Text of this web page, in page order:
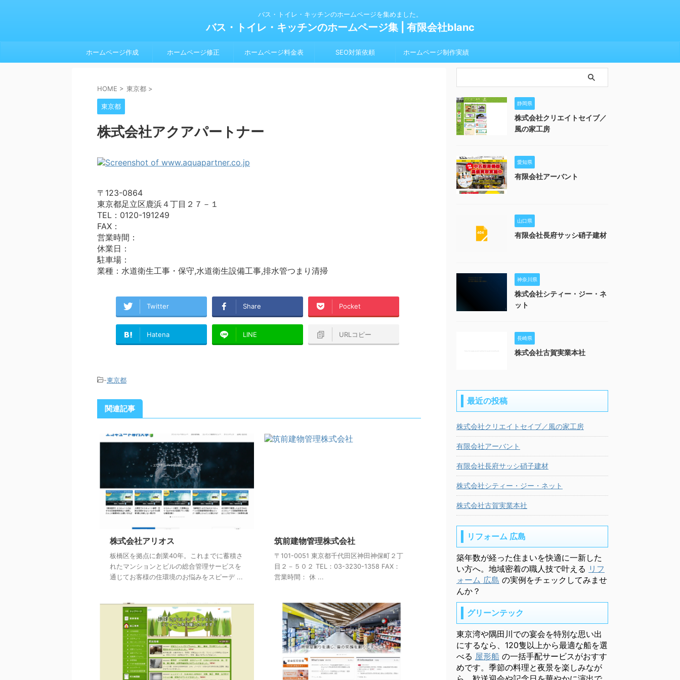
バス・トイレ・キッチンのホームページを集めました。
バス・トイレ・キッチンのホームページ集 | 有限会社blanc
ホームページ作成 ホームページ修正 ホームページ料金表 SEO対策依頼 ホームページ制作実績
HOME > 東京都 >
東京都
株式会社アクアパートナー
〒123-0864
東京都足立区鹿浜４丁目２７－１
TEL：0120-191249
FAX：
営業時間：
休業日：
駐車場：
業種：水道衛生工事・保守,水道衛生設備工事,排水管つまり清掃
Twitter Share Pocket
Hatena LINE URLコピー
-東京都
関連記事
株式会社アリオス
板橋区を拠点に創業40年。これまでに蓄積さ
れたマンションとビルの総合管理サービスを
通じてお客様の住環境のお悩みをスピーデ ...
筑前建物管理株式会社
〒101-0051 東京都千代田区神田神保町２丁
目２－５０２ TEL：03-3230-1358 FAX：
営業時間： 休 ...
静岡県
株式会社クリエイトセイブ／
風の家工房
愛知県
有限会社アーバント
山口県
有限会社長府サッシ硝子建材
神奈川県
株式会社シティー・ジー・ネ
ット
長崎県
株式会社古賀実業本社
最近の投稿
株式会社クリエイトセイブ／風の家工房
有限会社アーバント
有限会社長府サッシ硝子建材
株式会社シティー・ジー・ネット
株式会社古賀実業本社
リフォーム 広島
築年数が経った住まいを快適に一新した
い方へ。地域密着の職人技で叶える リフ
ォーム 広島 の実例をチェックしてみませ
んか？
グリーンテック
東京湾や隅田川での宴会を特別な思い出
にするなら、120隻以上から最適な船を選
べる 屋形船 の一括手配サービスがおすす
めです。季節の料理と夜景を楽しみなが